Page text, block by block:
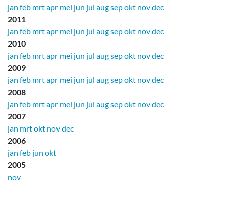
jan feb mrtapr mei jun jul augsepokt novdec
2011
jan feb mrtapr mei jun jul augsepokt novdec
2010
jan feb mrtapr mei jun jul augsepokt novdec
2009
jan feb mrtapr mei jun jul augsepokt novdec
2008
jan feb mrtapr mei jun jul augsepokt novdec
2007
jan mrtokt novdec
2006
jan feb jun okt
2005
nov